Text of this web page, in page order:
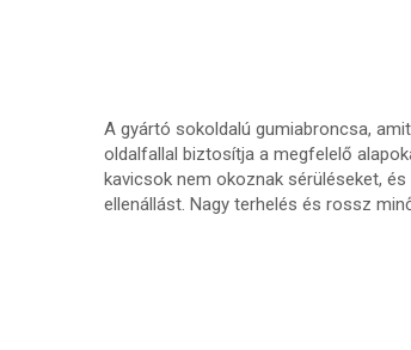
A gyártó sokoldalú gumiabroncsa,
oldalfallal biztosítja a megfelelő
kavicsok nem okoznak sérüléseket,
ellenállást. Nagy terhelés és rossz